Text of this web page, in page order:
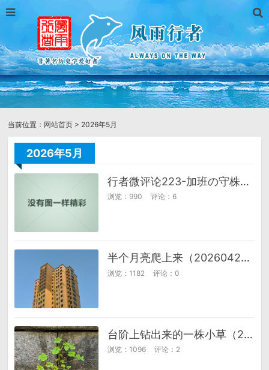
当前位置： 网站首页 > 2026年5月
2026年5月
行者微评论223-加班の守株待兔
浏览：990 评论：6
半个月亮爬上来（20260425）
浏览：1182 评论：0
台阶上钻出来的一株小草（20260419）
浏览：1096 评论：2